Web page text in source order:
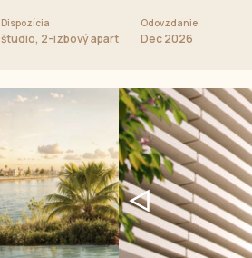
Dispozícia
štúdio, 2-izbový apartmán, 3-izbový apartmán
Odovzdanie
Dec 2026